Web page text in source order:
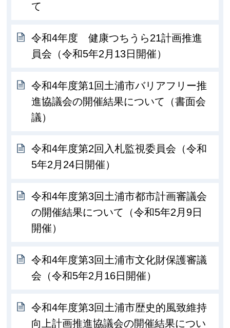
て
令和4年度 健康つちうら21計画推進
員会（令和5年2月13日開催）
令和4年度第1回土浦市バリアフリー推
進協議会の開催結果について（書面会
議）
令和4年度第2回入札監視委員会（令和
5年2月24日開催）
令和4年度第3回土浦市都市計画審議会
の開催結果について（令和5年2月9日
開催）
令和4年度第3回土浦市文化財保護審議
会（令和5年2月16日開催）
令和4年度第3回土浦市歴史的風致維持
向上計画推進協議会の開催結果につい